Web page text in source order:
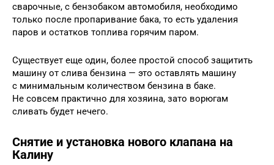
сварочные, с бензобаком автомобиля, необходимо
только после пропаривание бака, то есть удаления
паров и остатков топлива горячим паром.
Существует еще один, более простой способ защитить
машину от слива бензина — это оставлять машину
с минимальным количеством бензина в баке.
Не совсем практично для хозяина, зато ворюгам
сливать будет нечего.
Снятие и установка нового клапана на
Калину